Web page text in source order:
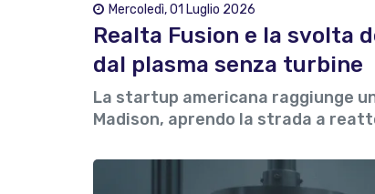
Mercoledì, 01 Luglio 2026
Realta Fusion e la
dal plasma senza turbine
La startup americana raggiunge
Madison, aprendo la strada a